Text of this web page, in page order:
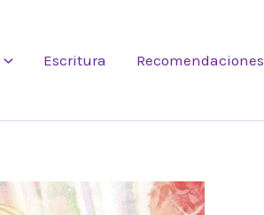
Escritura Recomendaciones